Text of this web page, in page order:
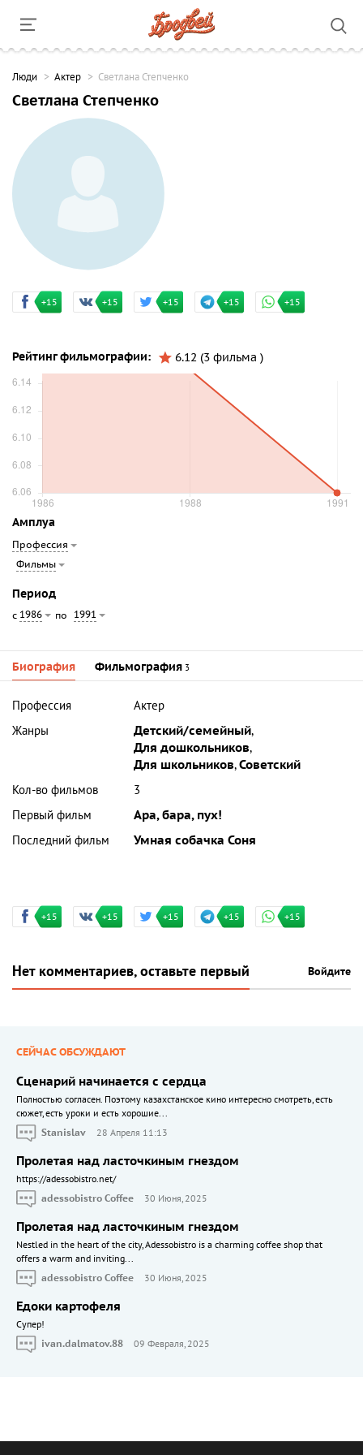
Люди Актер Светлана Степченко
Светлана Степченко
+15 +15 +15 +15 +15
Рейтинг фильмографии: 6.12 (3 фильма )
Амплуа
Профессия
Фильмы
Период
с 1986 по 1991
Биография Фильмография 3
Профессия
Актер
Жанры
Детский/семейный,
Для дошкольников,
Для школьников,Советский
Кол-во фильмов
3
Первый фильм
Ара, бара, пух!
Последний фильм
Умная собачка Соня
+15 +15 +15 +15 +15
Нет комментариев, оставьте первый Войдите
СЕЙЧАС ОБСУЖДАЮТ
Сценарий начинается с сердца
Полностью согласен. Поэтому казахстанское кино интересно смотреть, есть
сюжет, есть уроки и есть хорошие...
Stanislav
28 Апреля 11:13
Пролетая над ласточкиным гнездом
https://adessobistro.net/
adessobistro Coffee
30 Июня, 2025
Пролетая над ласточкиным гнездом
Nestled in the heart of the city, Adessobistro is a charming coffee shop that
offers a warm and inviting...
adessobistro Coffee
30 Июня, 2025
Едоки картофеля
Cупер!
ivan.dalmatov.88
09 Февраля, 2025